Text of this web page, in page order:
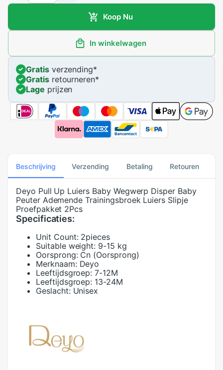
Koop Nu
In winkelwagen
Gratisverzending*
Gratisretourneren*
Lage prijzen
Beschrijving Verzending Betaling Retouren
Deyo Pull Up Luiers Baby Wegwerp Disper Baby
Peuter Ademende Trainingsbroek Luiers Slipje
Proefpakket 2Pcs
Specificaties:
Unit Count: 2pieces
Suitable weight: 9-15 kg
Oorsprong: Cn (Oorsprong)
Merknaam: Deyo
Leeftijdsgroep: 7-12M
Leeftijdsgroep: 13-24M
Geslacht: Unisex